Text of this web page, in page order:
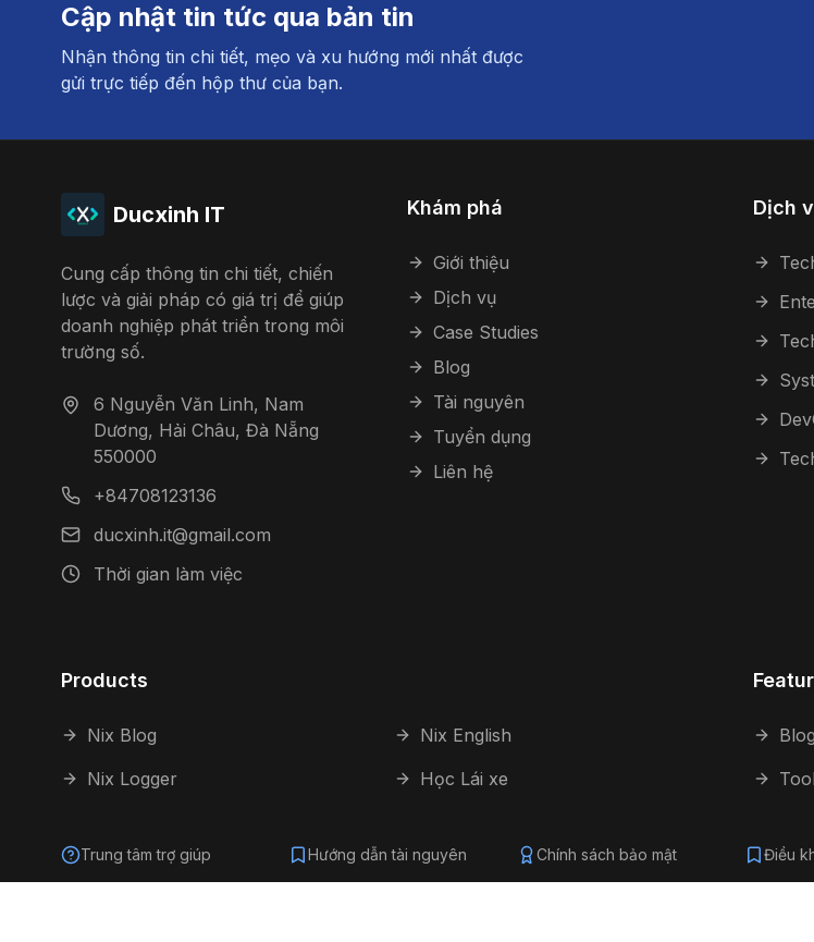
Cập nhật tin tức qua bản tin
Nhận thông tin chi tiết, mẹo và xu hướng mới nhất được
gửi trực tiếp đến hộp thư của bạn.
Ducxinh IT
Cung cấp thông tin chi tiết, chiến
lược và giải pháp có giá trị để giúp
doanh nghiệp phát triển trong môi
trường số.
6 Nguyễn Văn Linh, Nam
Dương, Hải Châu, Đà Nẵng
550000
+84708123136
ducxinh.it@gmail.com
Thời gian làm việc
Khám phá
Giới thiệu
Dịch vụ
Case Studies
Blog
Tài nguyên
Tuyển dụng
Liên hệ
Dịch
Products
Nix Blog
Nix English
Nix Logger
Học Lái xe
Trung tâm trợ giúp Hướng dẫn tài nguyên Chính sách bảo mật Điều